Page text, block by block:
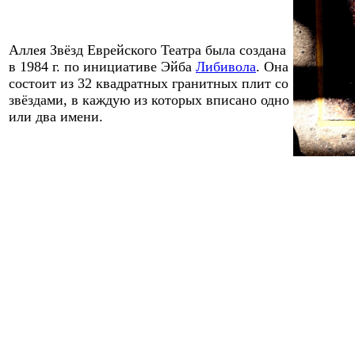
Аллея Звёзд Еврейского Театра была создана
в 1984 г. по инициативе Эйбa Либиволa. Она
состоит из 32 квадратных гранитных плит со
звёздами, в каждую из которых вписано одно
или два имени.